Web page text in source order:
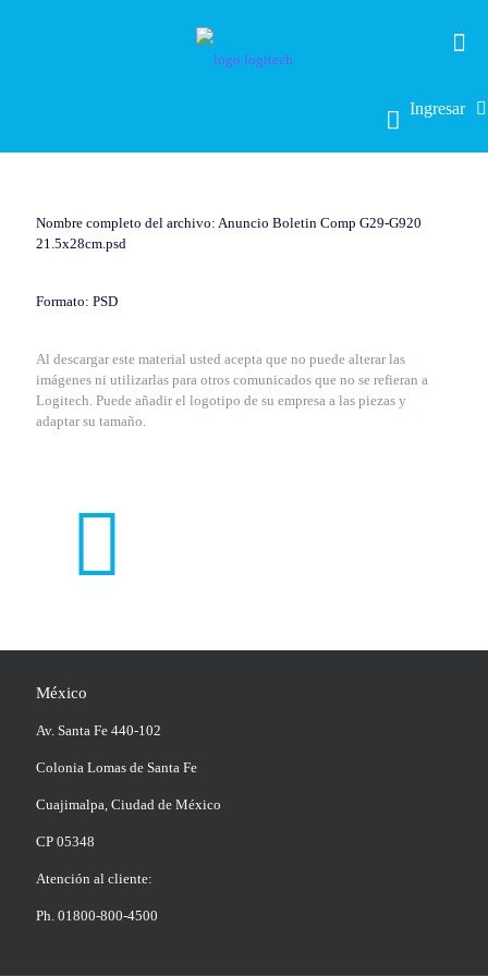
Ingresar
Nombre completo del archivo: Anuncio Boletin Comp G29-G920
21.5x28cm.psd
Formato: PSD
Al descargar este material usted acepta que no puede alterar las
imágenes ni utilizarlas para otros comunicados que no se refieran a
Logitech. Puede añadir el logotipo de su empresa a las piezas y
adaptar su tamaño.
México
Av. Santa Fe 440-102
Colonia Lomas de Santa Fe
Cuajimalpa, Ciudad de México
CP 05348
Atención al cliente:
Ph. 01800-800-4500